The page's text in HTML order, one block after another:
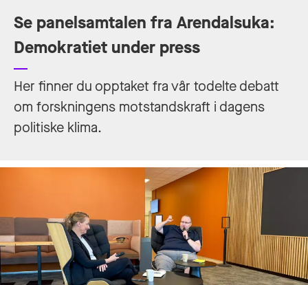
Se panelsamtalen fra Arendalsuka:
Demokratiet under press
Her finner du opptaket fra vår todelte debatt
om forskningens motstandskraft i dagens
politiske klima.